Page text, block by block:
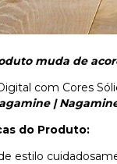
muda de
com Cores
|
do Produto:
estilo